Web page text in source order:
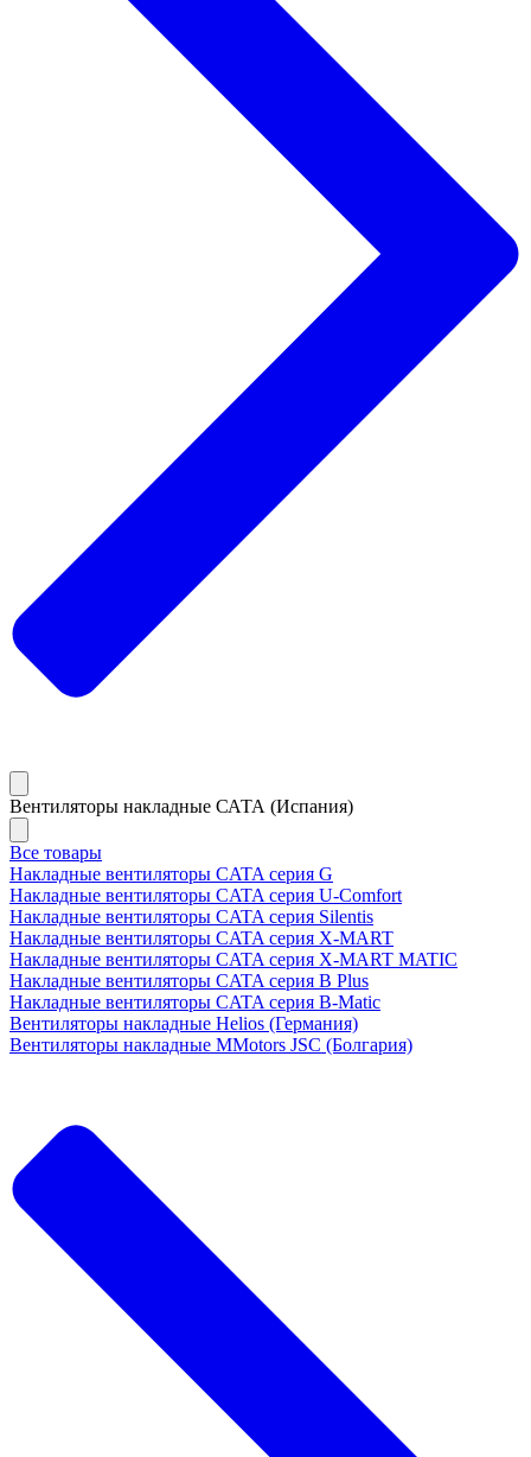
Вентиляторы накладные САТА (Испания)
Все товары
Накладные вентиляторы CATA серия G
Накладные вентиляторы CATA серия U-Comfort
Накладные вентиляторы CATA серия Silentis
Накладные вентиляторы CATA серия X-MART
Накладные вентиляторы CATA серия X-MART MATIC
Накладные вентиляторы CATA серия B Plus
Накладные вентиляторы CATA серия B-Matic
Вентиляторы накладные Helios (Германия)
Вентиляторы накладные MMotors JSC (Болгария)